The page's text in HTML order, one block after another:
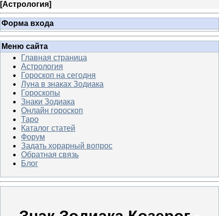
[Астрология]
Форма входа
Меню сайта
Главная страница
Астрология
Гороскоп на сегодня
Луна в знаках Зодиака
Гороскопы
Знаки Зодиака
Онлайн гороскоп
Таро
Каталог статей
Форум
Задать хорарный вопрос
Обратная связь
Блог